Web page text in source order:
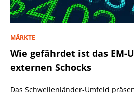
MÄRKTE
Wie gefährdet ist das EM-
externen Schocks
Das Schwellenländer-Umfeld